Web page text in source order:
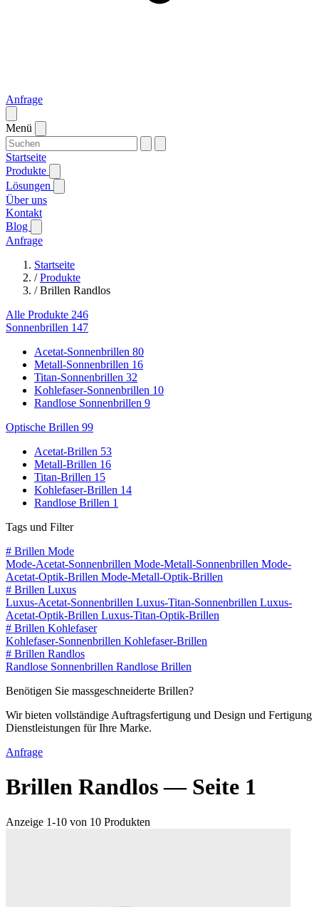
Anfrage
Menü
Startseite
Produkte
Lösungen
Über uns
Kontakt
Blog
Anfrage
Startseite
/Produkte
/Brillen Randlos
Alle Produkte 246
Sonnenbrillen 147
Acetat-Sonnenbrillen 80
Metall-Sonnenbrillen 16
Titan-Sonnenbrillen 32
Kohlefaser-Sonnenbrillen 10
Randlose Sonnenbrillen 9
Optische Brillen 99
Acetat-Brillen 53
Metall-Brillen 16
Titan-Brillen 15
Kohlefaser-Brillen 14
Randlose Brillen 1
Tags und Filter
# Brillen Mode
Mode-Acetat-Sonnenbrillen Mode-Metall-Sonnenbrillen Mode-
Acetat-Optik-Brillen Mode-Metall-Optik-Brillen
# Brillen Luxus
Luxus-Acetat-Sonnenbrillen Luxus-Titan-Sonnenbrillen Luxus-
Acetat-Optik-Brillen Luxus-Titan-Optik-Brillen
# Brillen Kohlefaser
Kohlefaser-Sonnenbrillen Kohlefaser-Brillen
# Brillen Randlos
Randlose Sonnenbrillen Randlose Brillen
Benötigen Sie massgeschneiderte Brillen?
Wir bieten vollständige Auftragsfertigung und Design und Fertigung
Dienstleistungen für Ihre Marke.
Anfrage
Brillen Randlos — Seite 1
Anzeige 1-10 von 10 Produkten